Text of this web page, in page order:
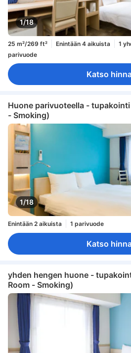
1/18
25 m²/269 ft² Enintään 4 aikuista
1
parivuode
Katso
Huone parivuoteella -
- Smoking)
1/18
Enintään 2 aikuista 1 parivuode
Katso
yhden hengen huone -
Room - Smoking)